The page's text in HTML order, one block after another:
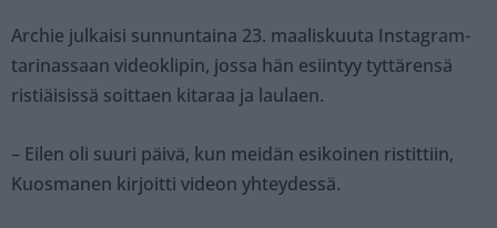
Archie julkaisi sunnuntaina 23. maaliskuuta Instagram-
tarinassaan videoklipin, jossa hän esiintyy tyttärensä
ristiäisissä soittaen kitaraa ja laulaen.
– Eilen oli suuri päivä, kun meidän esikoinen ristittiin,
Kuosmanen kirjoitti videon yhteydessä.